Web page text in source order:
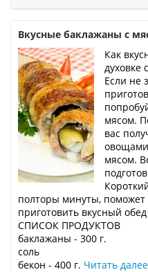
Вкусные баклажаны с
Как
духовке
Если не
мясом.
вас
мясом.
полторы минуты, поможет
приготовить вкусный
СПИСОК ПРОДУКТОВ
баклажаны - 300 г.
соль
бекон - 400 г. Читать далее